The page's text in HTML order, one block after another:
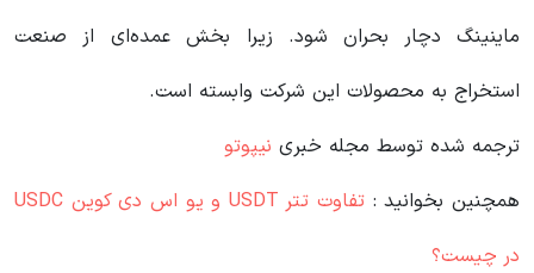
ماینینگ دچار بحران شود. زیرا بخش عمده‌ای از صنعت
استخراج به محصولات این شرکت وابسته است.
ترجمه شده توسط مجله خبری نیپوتو
همچنین بخوانید :
تفاوت تتر USDT و یو اس دی کوین USDC
در چیست؟